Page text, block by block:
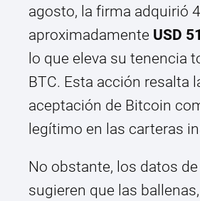
agosto, la firma adquirió
aproximadamente USD
lo que eleva su tenencia
BTC. Esta acción resalta
aceptación de Bitcoin
legítimo en las carteras
No obstante, los datos
sugieren que las